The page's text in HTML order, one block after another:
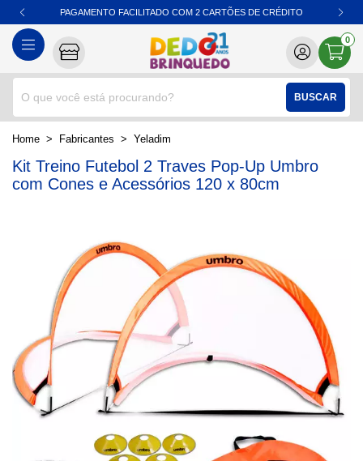
BUSCAR
0
PAGAMENTO FACILITADO COM 2 CARTÕES DE CRÉDITO
home Fabricantes yeladim
Kit Treino Futebol 2 Traves Pop-Up Umbro
com Cones e Acessórios 120 x 80cm